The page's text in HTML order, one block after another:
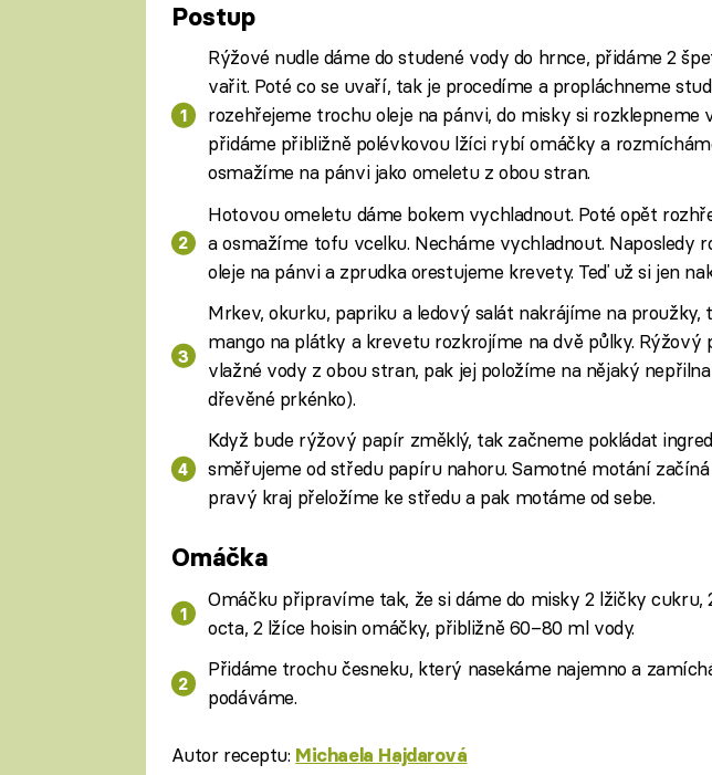
Postup
Rýžové nudle dáme do studené vody do hrnce, přidáme 2
vařit. Poté co se uvaří, tak je procedíme a propláchneme
rozehřejeme trochu oleje na pánvi, do misky si rozklepneme
přidáme přibližně polévkovou lžíci rybí omáčky a
osmažíme na pánvi jako omeletu z obou stran.
Hotovou omeletu dáme bokem vychladnout. Poté opět
a osmažíme tofu vcelku. Necháme vychladnout. Naposledy
oleje na pánvi a zprudka orestujeme krevety. Teď už si jen
Mrkev, okurku, papriku a ledový salát nakrájíme na proužky,
mango na plátky a krevetu rozkrojíme na dvě půlky. Rýžový
vlažné vody z obou stran, pak jej položíme na nějaký
dřevěné prkénko).
Když bude rýžový papír změklý, tak začneme pokládat
směřujeme od středu papíru nahoru. Samotné motání
pravý kraj přeložíme ke středu a pak motáme od sebe.
Omáčka
Omáčku připravíme tak, že si dáme do misky 2 lžičky cukru,
octa, 2 lžíce hoisin omáčky, přibližně 60–80 ml vody.
Přidáme trochu česneku, který nasekáme najemno a
podáváme.
Autor receptu: Michaela Hajdarová